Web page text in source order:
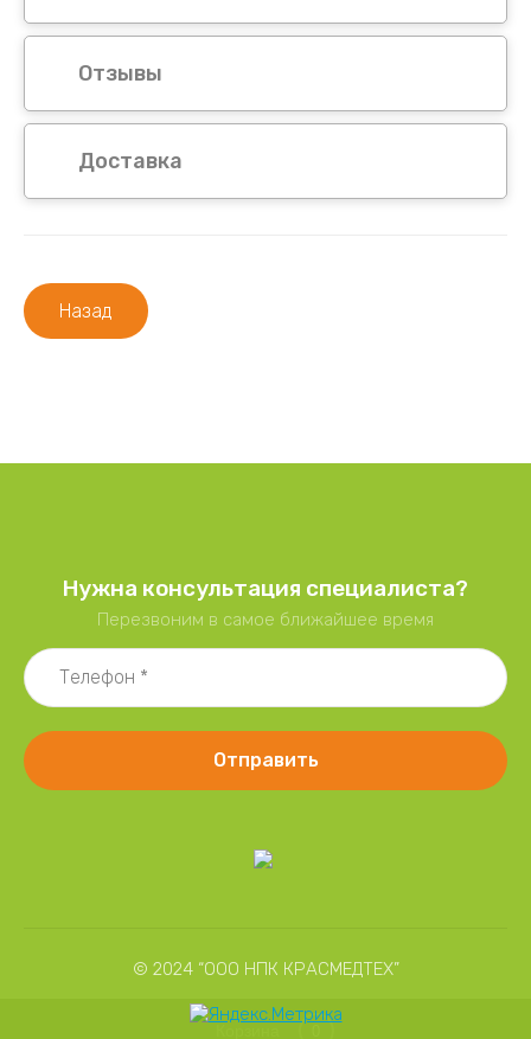
Отзывы
Доставка
Назад
Нужна консультация специалиста?
Перезвоним в самое ближайшее время
Отправить
© 2024 “ООО НПК КРАСМЕДТЕХ”